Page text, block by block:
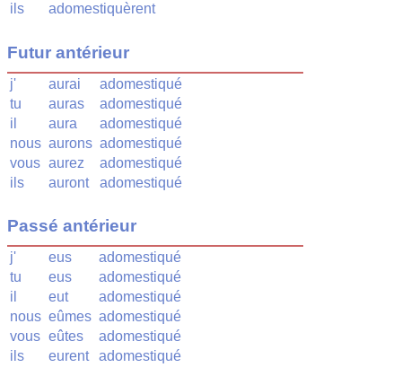
ils
adomestiquèrent
Futur antérieur
j' aurai
adomestiqué
tu
auras
adomestiqué
il
aura
adomestiqué
nous aurons adomestiqué
vous aurez
adomestiqué
ils
auront adomestiqué
Passé antérieur
j' eus
adomestiqué
tu
eus
adomestiqué
il
eut
adomestiqué
nous eûmes adomestiqué
vous eûtes
adomestiqué
ils
eurent adomestiqué